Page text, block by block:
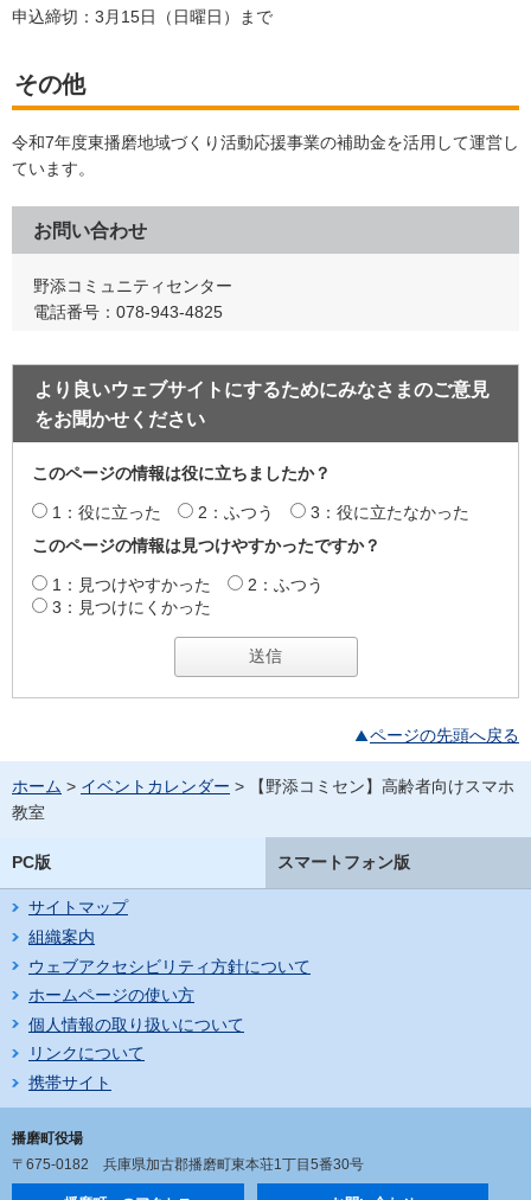
申込締切：3月15日（日曜日）まで
その他
令和7年度東播磨地域づくり活動応援事業の補助金を活用して運営し
ています。
お問い合わせ
野添コミュニティセンター
電話番号：078-943-4825
より良いウェブサイトにするためにみなさまのご意見
をお聞かせください
このページの情報は役に立ちましたか？
1：役に立った 2：ふつう
3：役に立たなかった
このページの情報は見つけやすかったですか？
1：見つけやすかった
2：ふつう
3：見つけにくかった
ページの先頭へ戻る
ホーム > イベントカレンダー > 【野添コミセン】高齢者向けスマホ
教室
PC版 スマートフォン版
サイトマップ
組織案内
ウェブアクセシビリティ方針について
ホームページの使い方
個人情報の取り扱いについて
リンクについて
携帯サイト
播磨町役場
〒675-0182 兵庫県加古郡播磨町東本荘1丁目5番30号